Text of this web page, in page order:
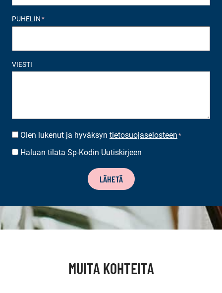
PUHELIN *
VIESTI
SUOSTUMUS*
Olen lukenut ja hyväksyn tietosuojaselosteen *
UUTISKIRJEEN
Haluan tilata Sp-Kodin Uutiskirjeen
LÄHETÄ
MUITA KOHTEITA